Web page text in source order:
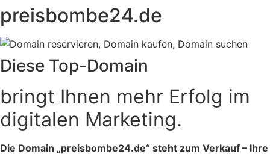
preisbombe24.de
Diese Top-Domain
bringt Ihnen mehr Erfolg im
digitalen Marketing.
Die Domain „preisbombe24.de“ steht zum Verkauf – Ihre